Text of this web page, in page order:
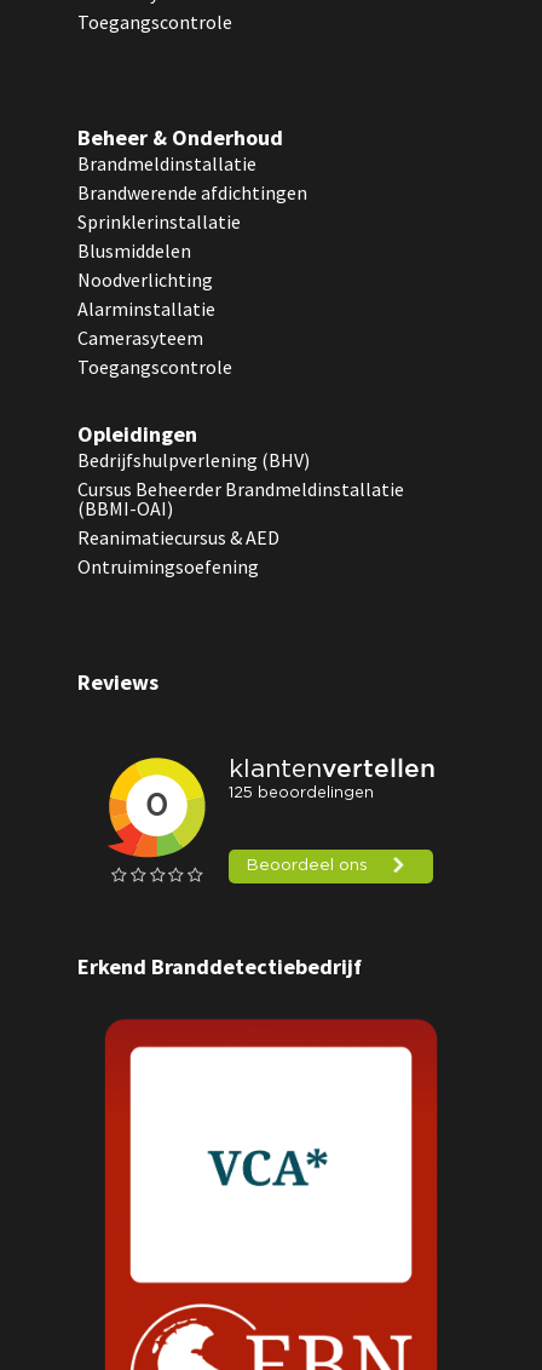
Toegangscontrole
Beheer & Onderhoud
Brandmeldinstallatie
Brandwerende afdichtingen
Sprinklerinstallatie
Blusmiddelen
Noodverlichting
Alarminstallatie
Camerasyteem
Toegangscontrole
Opleidingen
Bedrijfshulpverlening (BHV)
Cursus Beheerder Brandmeldinstallatie
(BBMI-OAI)
Reanimatiecursus & AED
Ontruimingsoefening
Reviews
Erkend Branddetectiebedrijf